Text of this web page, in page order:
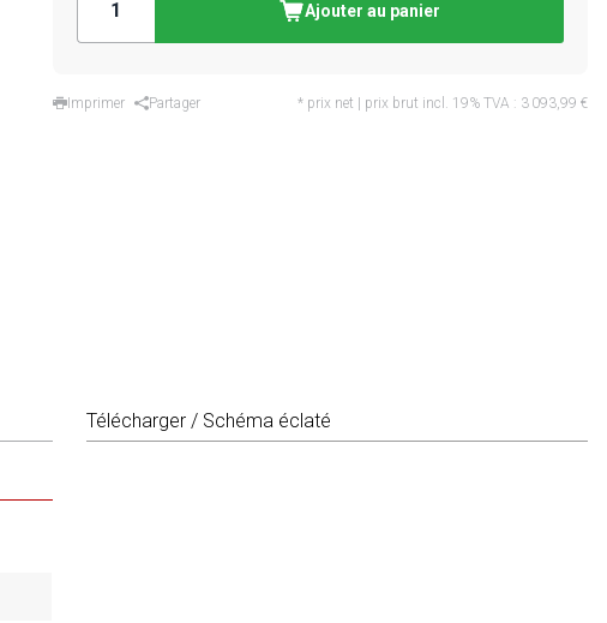
Ajouter au panier
Imprimer Partager * prix net | prix brut incl. 19% TVA : 3 093,99 €
Télécharger / Schéma éclaté